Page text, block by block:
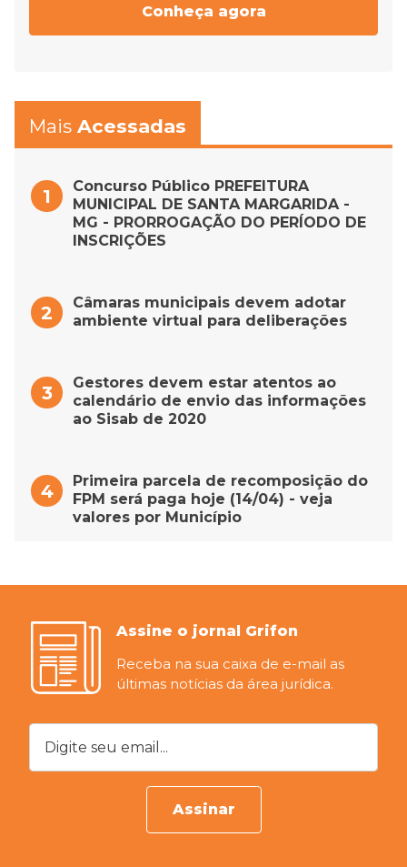
Conheça agora
Mais Acessadas
Concurso Público PREFEITURA
MUNICIPAL DE SANTA MARGARIDA -
MG - PRORROGAÇÃO DO PERÍODO DE
INSCRIÇÕES
Câmaras municipais devem adotar
ambiente virtual para deliberações
Gestores devem estar atentos ao
calendário de envio das informações
ao Sisab de 2020
Primeira parcela de recomposição do
FPM será paga hoje (14/04) - veja
valores por Município
Assine o jornal Grifon
Receba na sua caixa de e-mail as
últimas notícias da área jurídica.
Digite seu email...
Assinar